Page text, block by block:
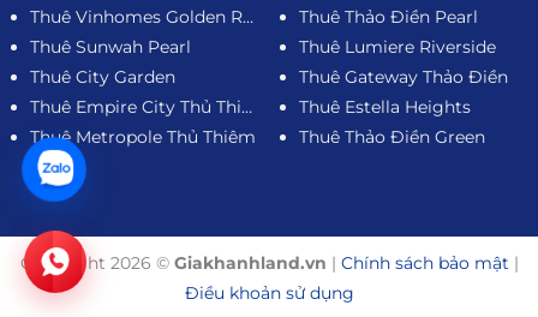
Thuê Vinhomes Golden River
Thuê Sunwah Pearl
Thuê City Garden
Thuê Empire City Thủ Thiêm
Thuê Metropole Thủ Thiêm
Thuê Thảo Điền Pearl
Thuê Lumiere Riverside
Thuê Gateway Thảo Điền
Thuê Estella Heights
Thuê Thảo Điền Green
Copyright 2026 © Giakhanhland.vn | Chính sách bảo mật |
Điều khoản sử dụng